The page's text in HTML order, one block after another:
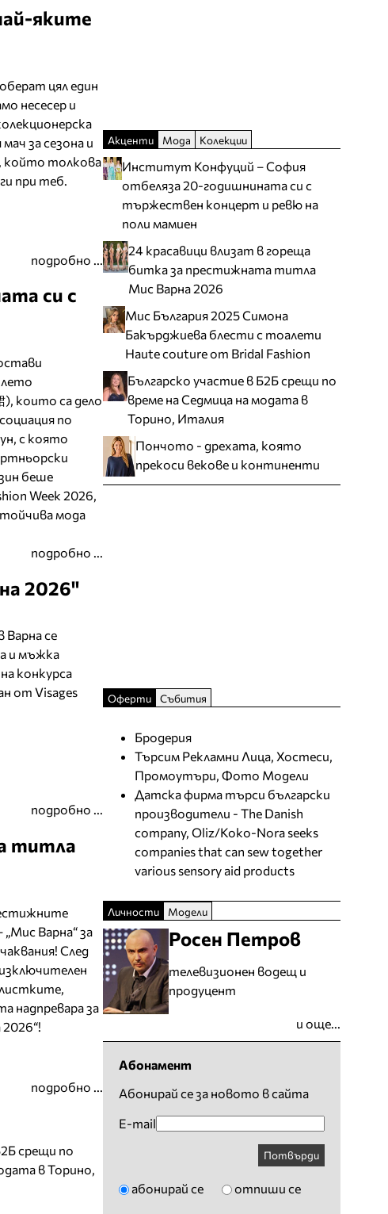
яките
цял един
несесер и
за сезона и
който толкова
при теб.
подробно ...
си с
които са дело
по
с която
беше
Week 2026,
мода
подробно ...
2026"
Варна се
и мъжка
конкурса
от Visages
подробно ...
титла
„Мис Варна“ за
След
надпревара за
подробно ...
срещи по
в Торино,
Акценти Мода Колекции
Институт Конфуций – София
отбеляза 20-годишнината си с
тържествен концерт и ревю на
поли мамиен
24 красавици влизат в гореща
битка за престижната титла
Мис Варна 2026
Мис България 2025 Симона
Бакърджиева блести с тоалети
Haute couture от Bridal Fashion
Българско участие в Б2Б срещи по
време на Седмица на модата в
Торино, Италия
Пончото - дрехата, която
прекоси векове и континенти
Оферти Събития
Бродерия
Търсим Рекламни Лица, Хостеси,
Промоутъри, Фото Модели
Датска фирма търси български
производители - The Danish
company, Oliz/Koko-Nora seeks
companies that can sew together
various sensory aid products
Личности Модели
Росен Петров
телевизионен водещ и
продуцент
и още...
Абонамент
Абонирай се за новото в сайта
E-mail
Потвърди
абонирай се отпиши се